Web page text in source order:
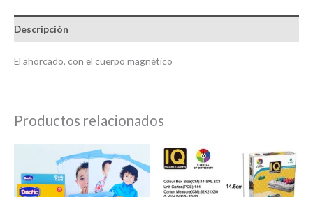
Descripción
El ahorcado, con el cuerpo magnético
Productos relacionados